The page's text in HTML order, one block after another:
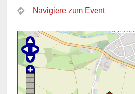
Navigiere zum Event